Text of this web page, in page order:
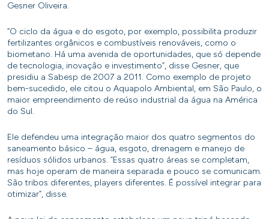
Gesner Oliveira.
“O ciclo da água e do esgoto, por exemplo, possibilita produzir
fertilizantes orgânicos e combustíveis renováveis, como o
biometano. Há uma avenida de oportunidades, que só depende
de tecnologia, inovação e investimento”, disse Gesner, que
presidiu a Sabesp de 2007 a 2011. Como exemplo de projeto
bem-sucedido, ele citou o Aquapolo Ambiental, em São Paulo, o
maior empreendimento de reúso industrial da água na América
do Sul.
Ele defendeu uma integração maior dos quatro segmentos do
saneamento básico – água, esgoto, drenagem e manejo de
resíduos sólidos urbanos. “Essas quatro áreas se completam,
mas hoje operam de maneira separada e pouco se comunicam.
São tribos diferentes, players diferentes. É possível integrar para
otimizar”, disse.